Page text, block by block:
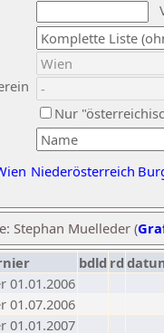
Nur
Niederösterreich
Stephan Muelleder (
bdld rd
01.01.2006
01.07.2006
01.01.2007